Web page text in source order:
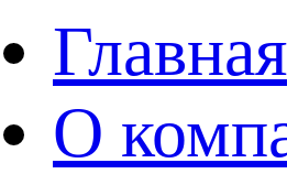
Главная
О